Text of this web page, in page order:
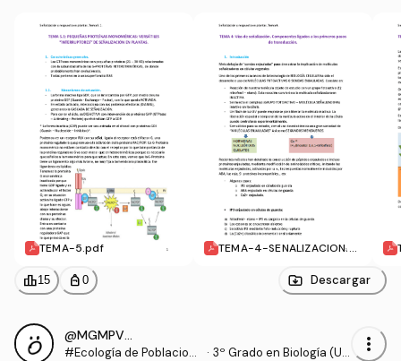
TEMA-5.pdf
TEMA-4-SENALIZACION.p
leaderboard15 personal_bag 0 Descargar
@MGMPV_406948
#Ecología de Poblacion
· 3º Grado en Biología (UE
more_vert